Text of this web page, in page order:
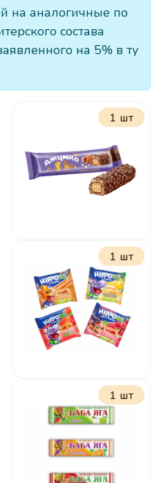
на аналогичные по
состава
на 5% в ту
1 шт
Батончик Джумка
37 г
1 шт
Бисквит Хиппобо и
друзья с
малиновой
начинкой 32г
1 шт